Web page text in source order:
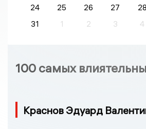
24 25 26 27 28
31
1 2 3 4
100 самых
Краснов Эдуард